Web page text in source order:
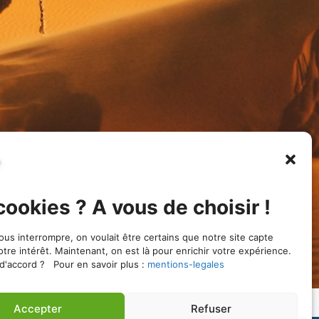
? A vous de choisir !
interrompre, on voulait être certains que notre site capte
intérêt. Maintenant, on est là pour enrichir votre expérience.
? Pour en savoir plus : mentions-legales
Accepter Refuser